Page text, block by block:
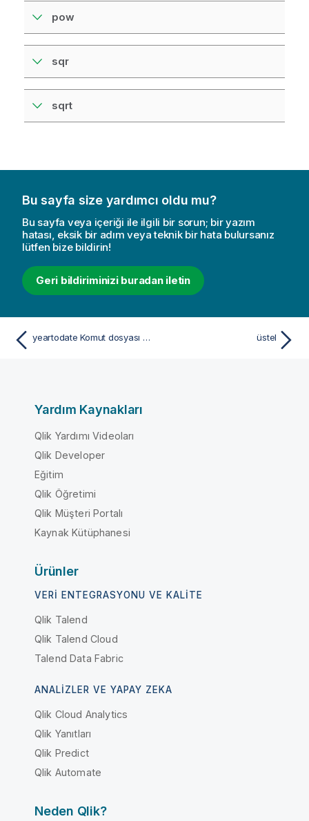
pow
sqr
sqrt
Bu sayfa size yardımcı oldu mu?
Bu sayfa veya içeriği ile ilgili bir sorun; bir yazım
hatası, eksik bir adım veya teknik bir hata bulursanız
lütfen bize bildirin!
Geri bildiriminizi buradan iletin
yeartodate Komut dosyası ve grafik fonksiyonu üstel
Yardım Kaynakları
Qlik Yardımı Videoları
Qlik Developer
Eğitim
Qlik Öğretimi
Qlik Müşteri Portalı
Kaynak Kütüphanesi
Ürünler
VERI ENTEGRASYONU VE KALITE
Qlik Talend
Qlik Talend Cloud
Talend Data Fabric
ANALIZLER VE YAPAY ZEKA
Qlik Cloud Analytics
Qlik Yanıtları
Qlik Predict
Qlik Automate
Neden Qlik?